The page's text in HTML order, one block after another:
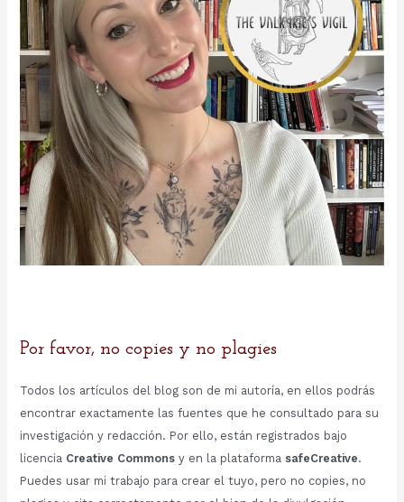
Por favor, no copies y no plagies
Todos los artículos del blog son de mi autoría, en ellos podrás
encontrar exactamente las fuentes que he consultado para su
investigación y redacción. Por ello, están registrados bajo
licencia Creative Commonsy en la plataforma safeCreative.
Puedes usar mi trabajo para crear el tuyo, pero no copies, no